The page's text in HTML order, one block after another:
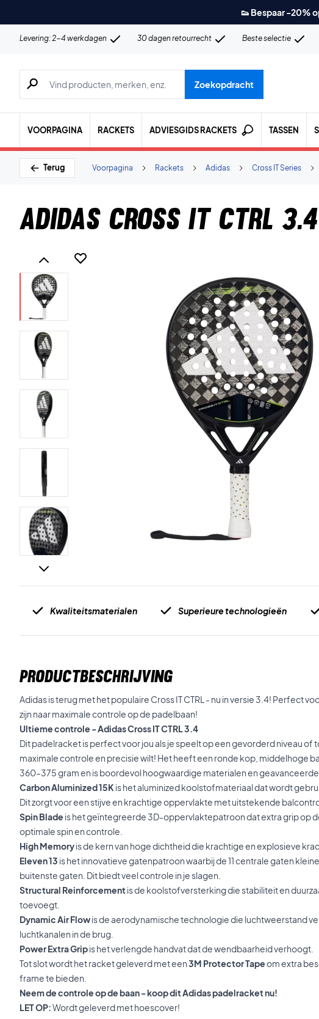
👟 Bespaar -20%
Levering: 2-4 werkdagen 30 dagen retourrecht Beste selectie
Zoeken naar producten, merken etc.
Zoekopdracht
VOORPAGINA RACKETS ADVIESGIDS RACKETS TASSEN
Terug Cross IT Series
Adidas
Rackets
Voorpagina
Adidas Cross IT CTRL 3.4
Kwaliteitsmaterialen Superieure technologieën
PRODUCTBESCHRIJVING
Adidas is terug met het populaire Cross IT CTRL - nu in versie 3.4! Perfect
zijn naar maximale controle op de padelbaan!
Ultieme controle - Adidas Cross IT CTRL 3.4
Dit padelracket is perfect voor jou als je speelt op een gevorderd niveau of
maximale controle en precisie wilt! Het heeft een ronde kop, middelhoge
360–375 gram en is boordevol hoogwaardige materialen en
Carbon Aluminized 15K is het aluminized koolstofmateriaal dat wordt
Dit zorgt voor een stijve en krachtige oppervlakte met uitstekende
Spin Blade is het geïntegreerde 3D-oppervlaktepatroon dat extra grip op
optimale spin en controle.
High Memoryis de kern van hoge dichtheid die krachtige en explosieve
Eleven 13 is het innovatieve gatenpatroon waarbij de 11 centrale gaten
buitenste gaten. Dit biedt veel controle in je slagen.
Structural Reinforcementis de koolstofversterking die stabiliteit en
toevoegt.
Dynamic Air Flowis de aerodynamische technologie die luchtweerstand
luchtkanalen in de brug.
Power Extra Gripis het verlengde handvat dat de wendbaarheid verhoogt.
Tot slot wordt het racket geleverd met een3M Protector Tapeom extra
frame te bieden.
Neem de controle op de baan - koop dit Adidas padelracket nu!
LET OP:Wordt geleverd met hoescover!